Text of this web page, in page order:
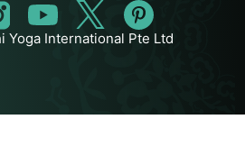
Yoga International Pte Ltd